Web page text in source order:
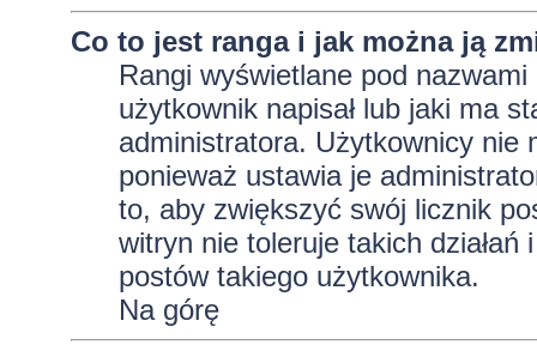
Co to jest ranga i jak można ją
Rangi wyświetlane pod
użytkownik napisał lub jaki ma
administratora. Użytkownicy nie
ponieważ ustawia je
to, aby zwiększyć swój licznik
witryn nie toleruje takich
postów takiego użytkownika.
Na górę